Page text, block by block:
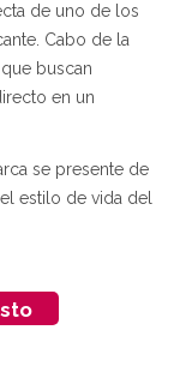
de uno de los
Cabo de la
buscan
en un
se presente de
estilo de vida del